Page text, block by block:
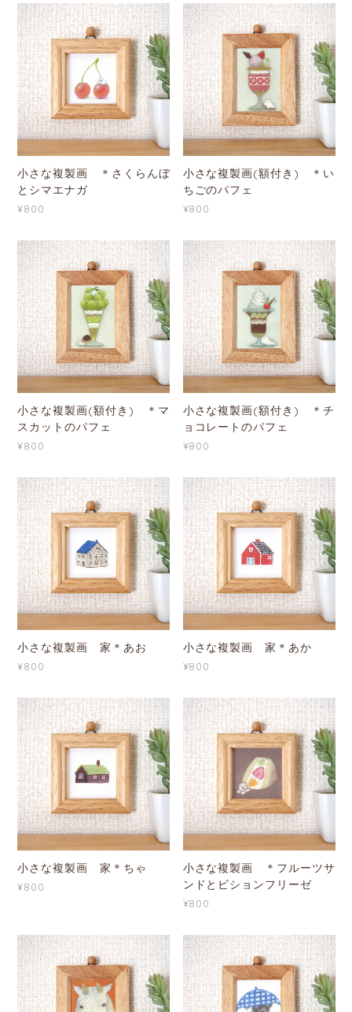
小さな複製画 ＊さくらんぼ
とシマエナガ
¥800
小さな複製画(額付き) ＊い
ちごのパフェ
¥800
小さな複製画(額付き) ＊マ
スカットのパフェ
¥800
小さな複製画(額付き) ＊チ
ョコレートのパフェ
¥800
小さな複製画 家＊あお
¥800
小さな複製画 家＊あか
¥800
小さな複製画 家＊ちゃ
¥800
小さな複製画 ＊フルーツサ
ンドとビションフリーゼ
¥800